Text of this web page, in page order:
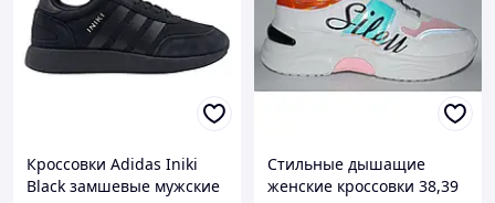
Кроссовки Adidas Iniki
Black замшевые мужские
Стильные дышащие
женские кроссовки 38,39